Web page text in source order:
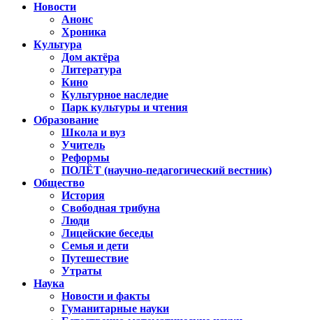
Новости
Анонс
Хроника
Культура
Дом актёра
Литература
Кино
Культурное наследие
Парк культуры и чтения
Образование
Школа и вуз
Учитель
Реформы
ПОЛЁТ (научно-педагогический вестник)
Общество
История
Свободная трибуна
Люди
Лицейские беседы
Семья и дети
Путешествие
Утраты
Наука
Новости и факты
Гуманитарные науки